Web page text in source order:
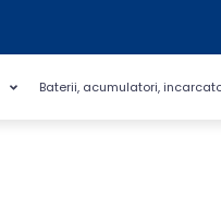
Baterii, acumulatori,